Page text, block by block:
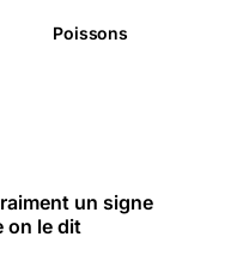
Poissons
un signe
on le dit